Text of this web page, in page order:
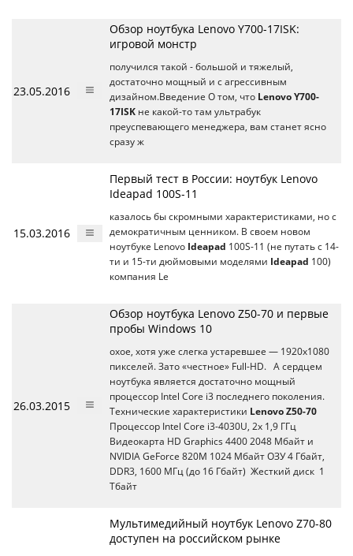
23.05.2016
Обзор ноутбука Lenovo Y700-17ISK:
игровой монстр
получился такой - большой и тяжелый,
достаточно мощный и с агрессивным
дизайном.Введение О том, что Lenovo Y700-
17ISK не какой-то там ультрабук
преуспевающего менеджера, вам станет ясно
сразу ж
15.03.2016
Первый тест в России: ноутбук Lenovo
Ideapad 100S-11
казалось бы скромными характеристиками, но с
демократичным ценником. В своем новом
ноутбуке Lenovo Ideapad 100S-11 (не путать с 14-
ти и 15-ти дюймовыми моделями Ideapad 100)
компания Le
26.03.2015
Обзор ноутбука Lenovo Z50-70 и первые
пробы Windows 10
охое, хотя уже слегка устаревшее — 1920х1080
пикселей. Зато «честное» Full-HD. А сердцем
ноутбука является достаточно мощный
процессор Intel Core i3 последнего поколения.
Технические характеристики Lenovo Z50-70
Процессор Intel Core i3-4030U, 2x 1,9 ГГц
Видеокарта HD Graphics 4400 2048 Мбайт и
NVIDIA GeForce 820M 1024 Мбайт ОЗУ 4 Гбайт,
DDR3, 1600 МГц (до 16 Гбайт) Жесткий диск 1
Тбайт
Мультимедийный ноутбук Lenovo Z70-80
доступен на российском рынке